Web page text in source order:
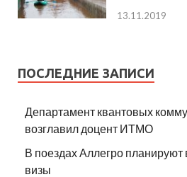
13.11.2019
ПОСЛЕДНИЕ ЗАПИСИ
Департамент квантовых
возглавил доцент ИТМО
В поездах Аллегро планируют
визы